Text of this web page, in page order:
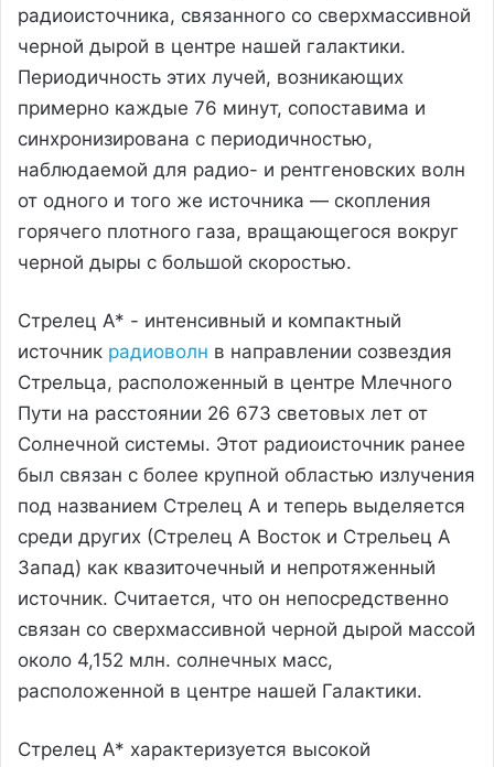
радиоисточника, связанного со сверхмассивной
черной дырой в центре нашей галактики.
Периодичность этих лучей, возникающих
примерно каждые 76 минут, сопоставима и
синхронизирована с периодичностью,
наблюдаемой для радио- и рентгеновских волн
от одного и того же источника — скопления
горячего плотного газа, вращающегося вокруг
черной дыры с большой скоростью.
Стрелец А* - интенсивный и компактный
источник радиоволн в направлении созвездия
Стрельца, расположенный в центре Млечного
Пути на расстоянии 26 673 световых лет от
Солнечной системы. Этот радиоисточник ранее
был связан с более крупной областью излучения
под названием Стрелец А и теперь выделяется
среди других (Стрелец А Восток и Стрельец А
Запад) как квазиточечный и непротяженный
источник. Считается, что он непосредственно
связан со сверхмассивной черной дырой массой
около 4,152 млн. солнечных масс,
расположенной в центре нашей Галактики.
Стрелец А* характеризуется высокой